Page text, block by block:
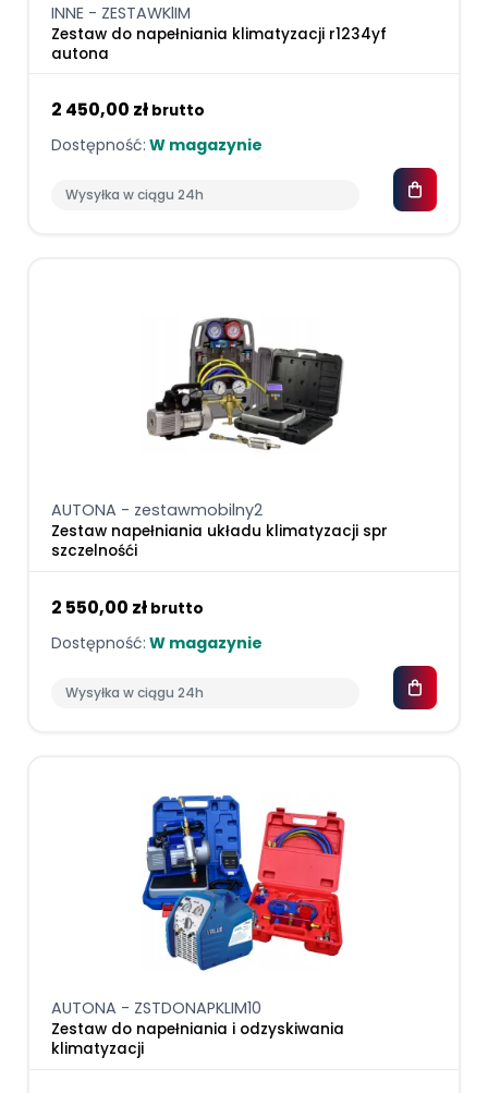
INNE - ZESTAWKlIM
Zestaw do napełniania klimatyzacji r1234yf
autona
2 450,00 zł brutto
Dostępność: W magazynie
Wysyłka w ciągu 24h
AUTONA - zestawmobilny2
Zestaw napełniania układu klimatyzacji spr
szczelnośći
2 550,00 zł brutto
Dostępność: W magazynie
Wysyłka w ciągu 24h
AUTONA - ZSTDONAPKLIM10
Zestaw do napełniania i odzyskiwania
klimatyzacji